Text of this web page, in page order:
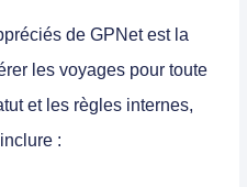
de GPNet est la
les voyages pour toute
et les règles internes,
: